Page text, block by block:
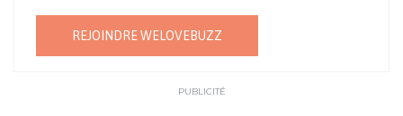
REJOINDRE WELOVEBUZZ
PUBLICITÉ